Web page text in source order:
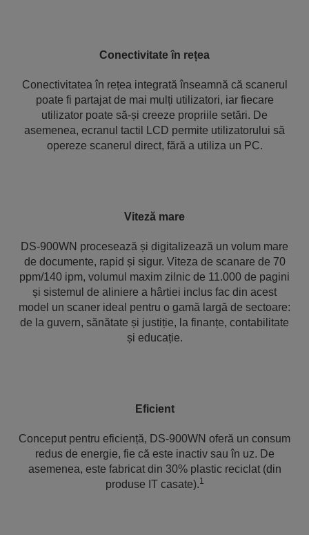
Conectivitate în rețea
Conectivitatea în rețea integrată înseamnă că scanerul
poate fi partajat de mai mulți utilizatori, iar fiecare
utilizator poate să-și creeze propriile setări. De
asemenea, ecranul tactil LCD permite utilizatorului să
opereze scanerul direct, fără a utiliza un PC.
Viteză mare
DS-900WN procesează și digitalizează un volum mare
de documente, rapid și sigur. Viteza de scanare de 70
ppm/140 ipm, volumul maxim zilnic de 11.000 de pagini
și sistemul de aliniere a hârtiei inclus fac din acest
model un scaner ideal pentru o gamă largă de sectoare:
de la guvern, sănătate și justiție, la finanțe, contabilitate
și educație.
Eficient
Conceput pentru eficiență, DS-900WN oferă un consum
redus de energie, fie că este inactiv sau în uz. De
asemenea, este fabricat din 30% plastic reciclat (din
produse IT casate).1